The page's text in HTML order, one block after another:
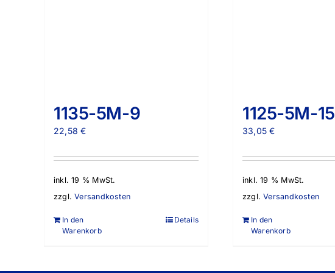
1135-5M-9
22,58€
inkl. 19 % MwSt.
zzgl.Versandkosten
In den
Warenkorb
Details
1125-5M-15
33,05€
inkl. 19 % MwSt.
zzgl.Versandkosten
In den
Warenkorb